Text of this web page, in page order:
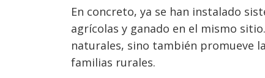
En concreto, ya se han instalado
agrícolas y ganado en el mismo
naturales, sino también promueve
familias rurales.